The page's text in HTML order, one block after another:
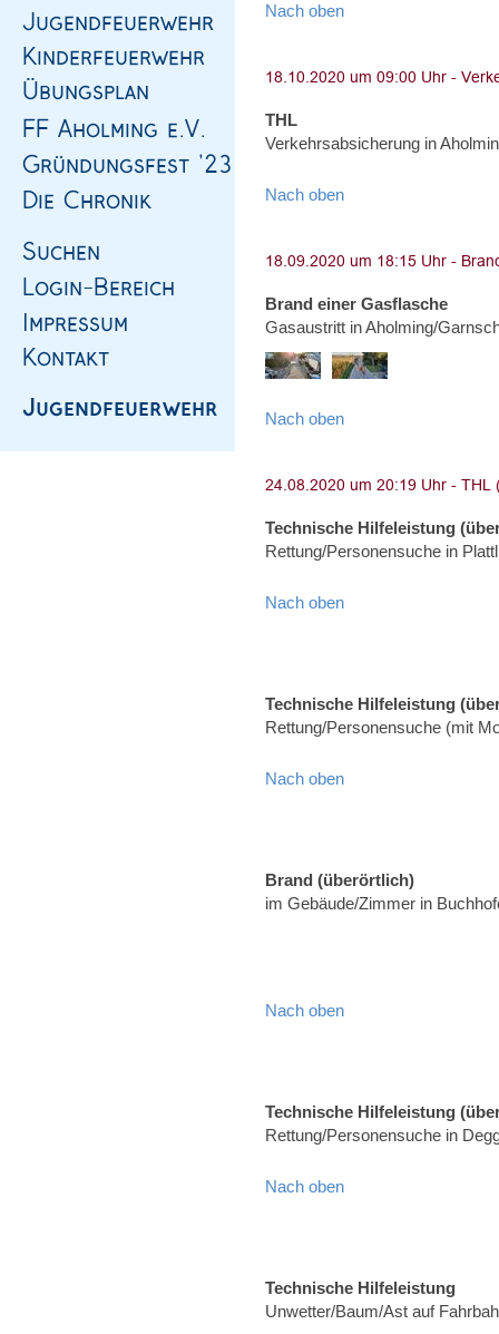
Nach oben
THL
Verkehrsabsicherung in
Nach oben
Brand einer Gasflasche
Gasaustritt in Aholming/
Nach oben
Technische Hilfeleistung
Rettung/Personensuche in
Nach oben
Technische Hilfeleistung
Rettung/Personensuche (mit
Nach oben
Brand (überörtlich)
im Gebäude/Zimmer in
Nach oben
Technische Hilfeleistung
Rettung/Personensuche in
Nach oben
Technische Hilfeleistung
Unwetter/Baum/Ast auf